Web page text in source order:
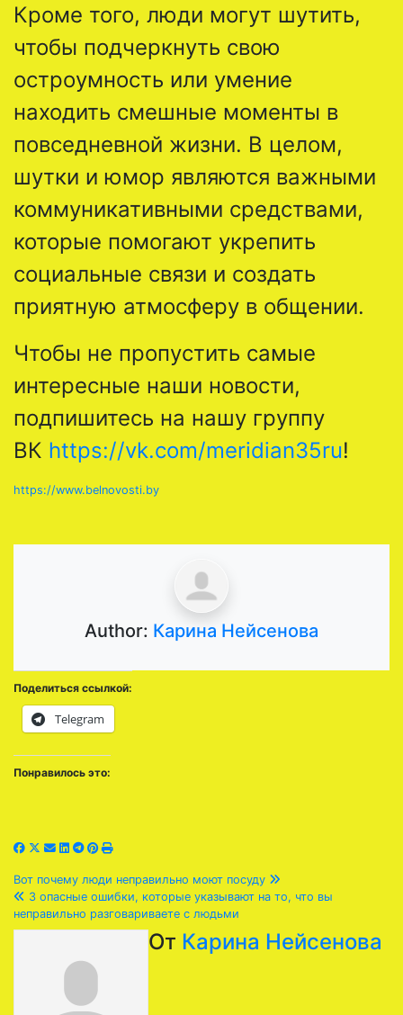
Кроме того, люди могут шутить,
чтобы подчеркнуть свою
остроумность или умение
находить смешные моменты в
повседневной жизни. В целом,
шутки и юмор являются важными
коммуникативными средствами,
которые помогают укрепить
социальные связи и создать
приятную атмосферу в общении.
Чтобы не пропустить самые
интересные наши новости,
подпишитесь на нашу группу
ВК https://vk.com/meridian35ru!
https://www.belnovosti.by
Author: Карина Нейсенова
Поделиться ссылкой:
Telegram
Понравилось это:
Навигация
по
записям
Вот почему люди неправильно моют посуду
3 опасные ошибки, которые указывают на то, что вы
неправильно разговариваете с людьми
От Карина Нейсенова